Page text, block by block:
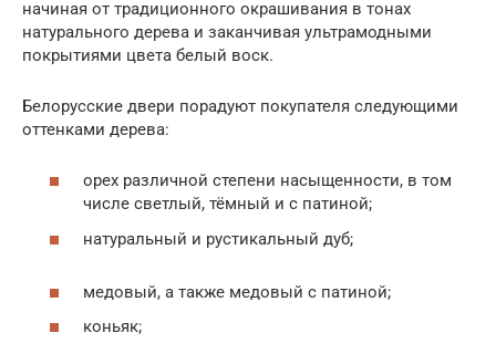
начиная от традиционного окрашивания в тонах
натурального дерева и заканчивая ультрамодными
покрытиями цвета белый воск.
Белорусские двери порадуют покупателя следующими
оттенками дерева:
орех различной степени насыщенности, в том
числе светлый, тёмный и с патиной;
натуральный и рустикальный дуб;
медовый, а также медовый с патиной;
коньяк;